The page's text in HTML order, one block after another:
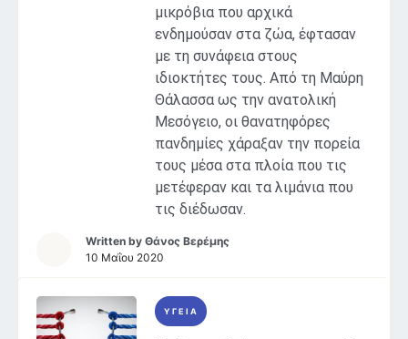
μικρόβια που αρχικά
ενδημούσαν στα ζώα, έφτασαν
με τη συνάφεια στους
ιδιοκτήτες τους. Από τη Μαύρη
Θάλασσα ως την ανατολική
Μεσόγειο, οι θανατηφόρες
πανδημίες χάραξαν την πορεία
τους μέσα στα πλοία που τις
μετέφεραν και τα λιμάνια που
τις διέδωσαν.
Written by Θάνος Βερέμης
10 Μαΐου 2020
ΥΓΕΙΑ